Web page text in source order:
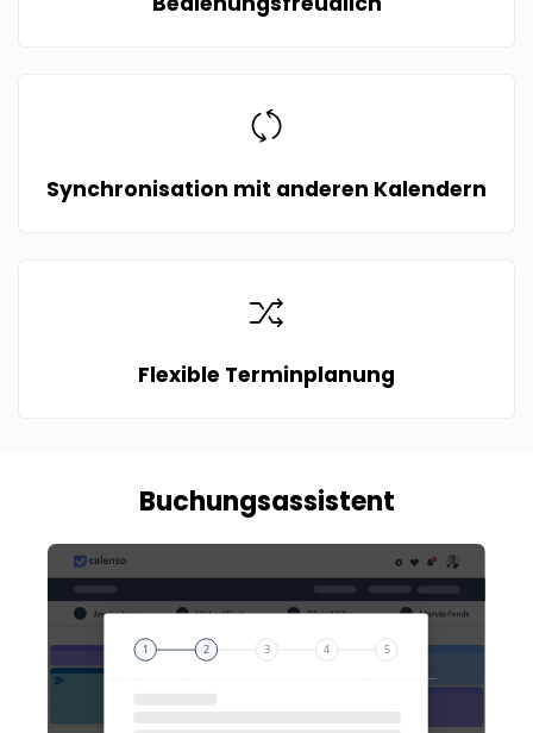
Synchronisation mit anderen Kalendern
Flexible Terminplanung
Buchungsassistent